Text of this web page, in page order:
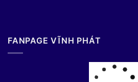
FANPAGE VĨNH PHÁT